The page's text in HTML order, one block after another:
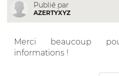
Publié par
AZERTYXYZ
Merci beaucoup
informations !